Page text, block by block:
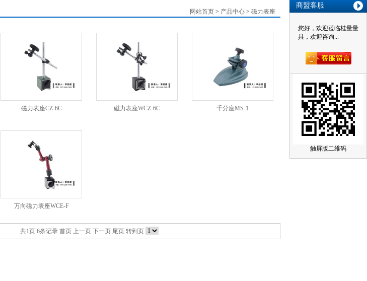
商盟客服
您好，欢迎莅临桂量量
具，欢迎咨询...
触屏版二维码
网站首页 > 产品中心 > 磁力表座
磁力表座CZ-6C 磁力表座WCZ-6C 千分座MS-1
万向磁力表座WCE-F
共1页 6条记录 首页 上一页 下一页 尾页转到页